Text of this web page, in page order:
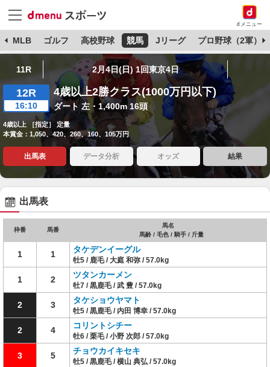
dメニュー
MLB ゴルフ 高校野球 競馬 Jリーグ プロ野球（2軍）
11R 2月4日(日) 1回東京4日
12R
16:10
4歳以上2勝クラス(1000万円以下)
ダート 左・1,400m 16頭
4歳以上 ［指定］ 定量
本賞金：1,050、420、260、160、105万円
出馬表 データ分析 オッズ 結果
出馬表
枠番 馬番
馬名
馬齢 / 毛色 / 騎手 / 斤量
1 1 タケデンイーグル
牡5 / 鹿毛 / 大庭 和弥 / 57.0kg
1 2 ツタンカーメン
牡7 / 黒鹿毛 / 武 豊 / 57.0kg
2 3 タケショウヤマト
牡5 / 黒鹿毛 / 内田 博幸 / 57.0kg
2 4 コリントシチー
牡6 / 栗毛 / 小野 次郎 / 57.0kg
3 5 チョウカイキセキ
牡5 / 黒鹿毛 / 横山 典弘 / 57.0kg